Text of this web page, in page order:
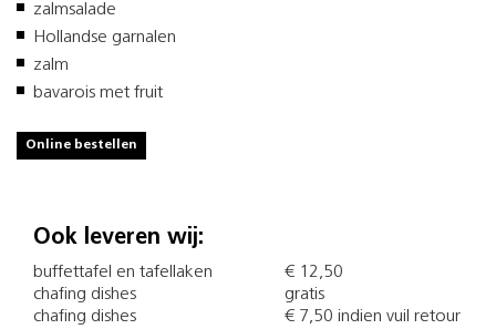
zalmsalade
Hollandse garnalen
zalm
bavarois met fruit
Online bestellen
Ook leveren wij:
buffettafel en tafellaken
€ 12,50
chafing dishes
gratis
chafing dishes
€ 7,50 indien vuil retour